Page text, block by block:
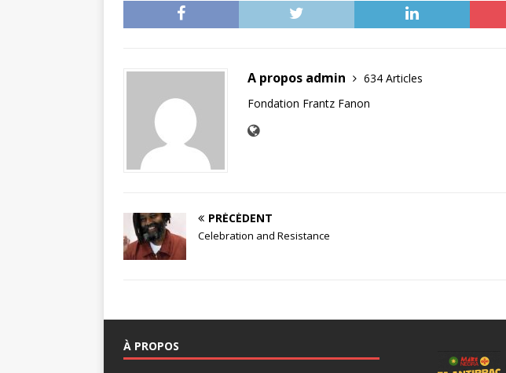
A propos admin
634 Articles
Fondation Frantz Fanon
PRÉCÉDENT
Celebration and Resistance
À PROPOS